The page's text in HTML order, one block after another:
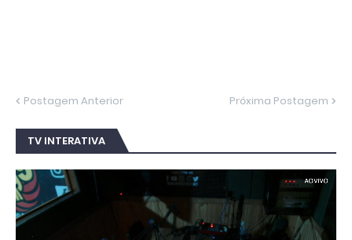
Postagem Anterior Próxima Postagem
TV INTERATIVA